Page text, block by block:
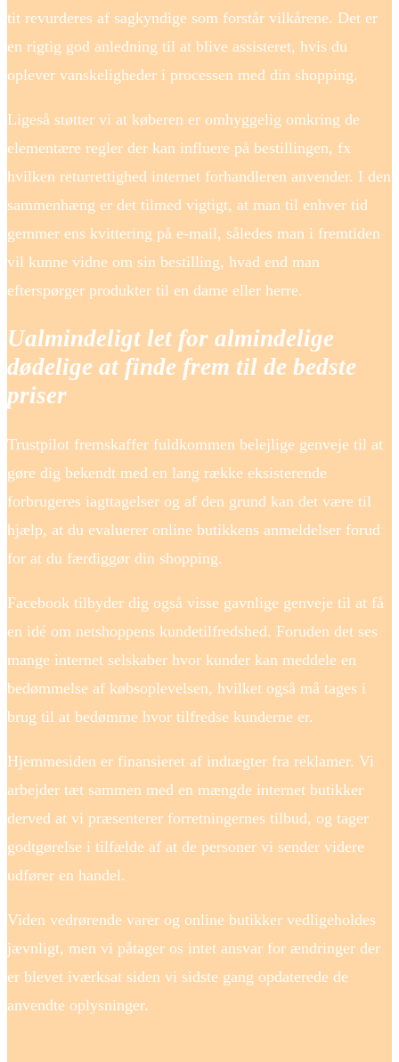
tit revurderes af sagkyndige som forstår vilkårene. Det er
en rigtig god anledning til at blive assisteret, hvis du
oplever vanskeligheder i processen med din shopping.
Ligeså støtter vi at køberen er omhyggelig omkring de
elementære regler der kan influere på bestillingen, fx
hvilken returrettighed internet forhandleren anvender. I den
sammenhæng er det tilmed vigtigt, at man til enhver tid
gemmer ens kvittering på e-mail, således man i fremtiden
vil kunne vidne om sin bestilling, hvad end man
efterspørger produkter til en dame eller herre.
Ualmindeligt let for almindelige
dødelige at finde frem til de bedste
priser
Trustpilot fremskaffer fuldkommen belejlige genveje til at
gøre dig bekendt med en lang række eksisterende
forbrugeres iagttagelser og af den grund kan det være til
hjælp, at du evaluerer online butikkens anmeldelser forud
for at du færdiggør din shopping.
Facebook tilbyder dig også visse gavnlige genveje til at få
en idé om netshoppens kundetilfredshed. Foruden det ses
mange internet selskaber hvor kunder kan meddele en
bedømmelse af købsoplevelsen, hvilket også må tages i
brug til at bedømme hvor tilfredse kunderne er.
Hjemmesiden er finansieret af indtægter fra reklamer. Vi
arbejder tæt sammen med en mængde internet butikker
derved at vi præsenterer forretningernes tilbud, og tager
godtgørelse i tilfælde af at de personer vi sender videre
udfører en handel.
Viden vedrørende varer og online butikker vedligeholdes
jævnligt, men vi påtager os intet ansvar for ændringer der
er blevet iværksat siden vi sidste gang opdaterede de
anvendte oplysninger.